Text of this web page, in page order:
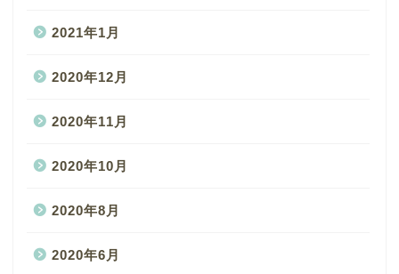
2021年1月
2020年12月
2020年11月
2020年10月
2020年8月
2020年6月